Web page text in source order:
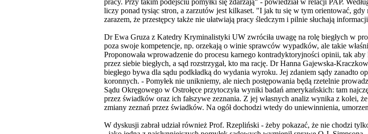
liczy ponad tysiąc stron, a zarzutów jest kilkaset. "I jak tu się w tym orientować, gdy
zarazem, że przestępcy także nie ułatwiają pracy śledczym i pilnie słuchają
Dr Ewa Gruza z Katedry Kryminalistyki UW zwróciła uwagę na rolę biegłych w
poza swoje kompetencje, np. orzekają o winie sprawców wypadków, ale takie
Proponowała wprowadzenie do procesu karnego kontradyktoryjności opinii, tak aby
przez siebie biegłych, a sąd rozstrzygał, kto ma rację. Dr Hanna Gajewska-
biegłego bywa dla sądu podkładką do wydania wyroku. Jej zdaniem sądy zanadto
koronnych. - Pomyłek nie unikniemy, ale niech postępowania będą rzetelnie
Sądu Okręgowego w Ostrołęce przytoczyła wyniki badań amerykańskich: tam
przez świadków oraz ich fałszywe zeznania. Z jej własnych analiz wynika z kolei,
zmiany zeznań przez świadków. Na ogół dochodzi wtedy do uniewinnienia,
W dyskusji zabrał udział również Prof. Rzepliński - żeby pokazać, że nie chodzi